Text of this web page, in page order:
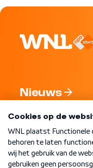
Nieuws
Nieuwsbrief
Word Lid